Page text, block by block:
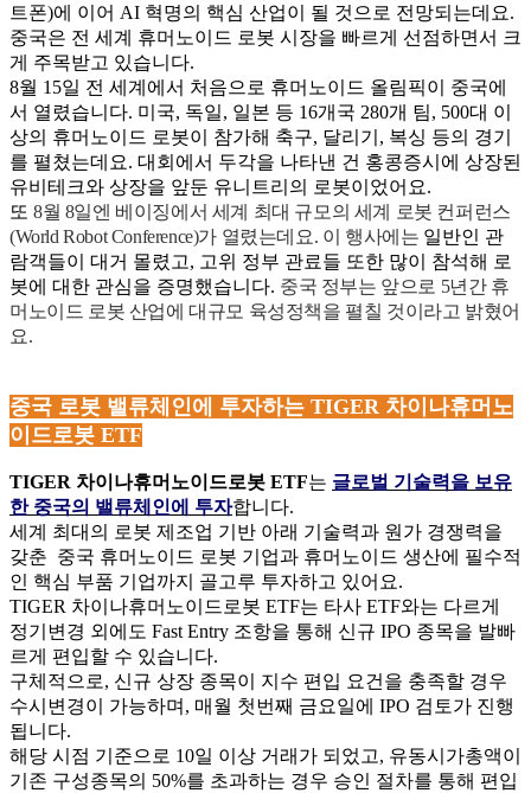
트폰)에 이어 AI 혁명의 핵심 산업이 될 것으로 전망되는데요.
중국은 전 세계 휴머노이드 로봇 시장을 빠르게 선점하면서 크
게 주목받고 있습니다.
8월 15일 전 세계에서 처음으로 휴머노이드 올림픽이 중국에
서 열렸습니다. 미국, 독일, 일본 등 16개국 280개 팀, 500대 이
상의 휴머노이드 로봇이 참가해 축구, 달리기, 복싱 등의 경기
를 펼쳤는데요. 대회에서 두각을 나타낸 건 홍콩증시에 상장된
유비테크와 상장을 앞둔 유니트리의 로봇이었어요.
또 8월 8일엔 베이징에서 세계 최대 규모의 세계 로봇 컨퍼런스
(World Robot Conference)가 열렸는데요. 이 행사에는 일반인 관
람객들이 대거 몰렸고, 고위 정부 관료들 또한 많이 참석해 로
봇에 대한 관심을 증명했습니다. 중국 정부는 앞으로 5년간 휴
머노이드 로봇 산업에 대규모 육성정책을 펼칠 것이라고 밝혔어
요.
중국 로봇 밸류체인에 투자하는 TIGER 차이나휴머노
이드로봇 ETF
TIGER 차이나휴머노이드로봇 ETF는 글로벌 기술력을 보유
한 중국의 밸류체인에 투자합니다.
세계 최대의 로봇 제조업 기반 아래 기술력과 원가 경쟁력을
갖춘 중국 휴머노이드 로봇 기업과 휴머노이드 생산에 필수적
인 핵심 부품 기업까지 골고루 투자하고 있어요.
TIGER 차이나휴머노이드로봇 ETF는 타사 ETF와는 다르게
정기변경 외에도 Fast Entry 조항을 통해 신규 IPO 종목을 발빠
르게 편입할 수 있습니다.
구체적으로, 신규 상장 종목이 지수 편입 요건을 충족할 경우
수시변경이 가능하며, 매월 첫번째 금요일에 IPO 검토가 진행
됩니다.
해당 시점 기준으로 10일 이상 거래가 되었고, 유동시가총액이
기존 구성종목의 50%를 초과하는 경우 승인 절차를 통해 편입